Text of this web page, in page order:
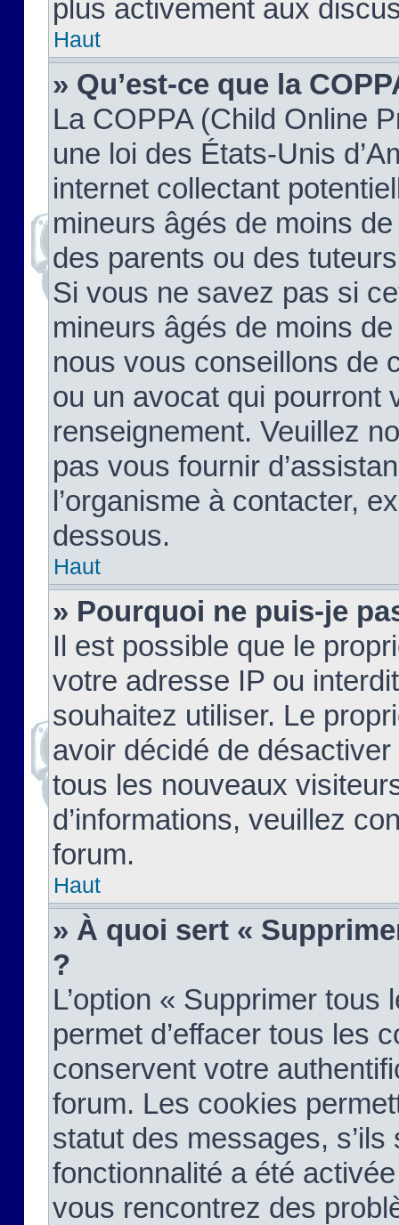
plus activement aux
Haut
» Qu’est-ce que la
La COPPA (Child Online
une loi des États-Unis
internet collectant
mineurs âgés de moins
des parents ou des
Si vous ne savez pas si
mineurs âgés de moins
nous vous conseillons de
ou un avocat qui pourront
renseignement. Veuillez
pas vous fournir
l’organisme à contacter,
dessous.
Haut
» Pourquoi ne puis-je
Il est possible que le
votre adresse IP ou
souhaitez utiliser. Le
avoir décidé de
tous les nouveaux
d’informations, veuillez
forum.
Haut
» À quoi sert «
?
L’option « Supprimer
permet d’effacer tous les
conservent votre
forum. Les cookies
statut des messages,
fonctionnalité a été
vous rencontrez des